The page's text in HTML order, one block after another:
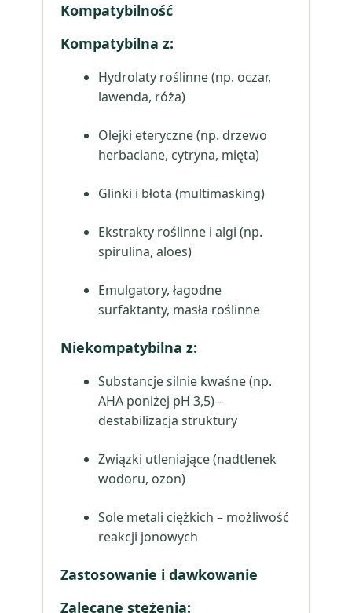
Kompatybilność
Kompatybilna z:
Hydrolaty roślinne (np. oczar,
lawenda, róża)
Olejki eteryczne (np. drzewo
herbaciane, cytryna, mięta)
Glinki i błota (multimasking)
Ekstrakty roślinne i algi (np.
spirulina, aloes)
Emulgatory, łagodne
surfaktanty, masła roślinne
Niekompatybilna z:
Substancje silnie kwaśne (np.
AHA poniżej pH 3,5) –
destabilizacja struktury
Związki utleniające (nadtlenek
wodoru, ozon)
Sole metali ciężkich – możliwość
reakcji jonowych
Zastosowanie i dawkowanie
Zalecane stężenia: